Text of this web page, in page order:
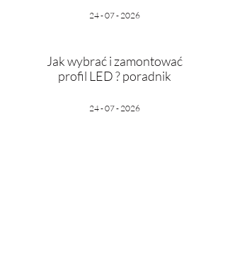
24 - 07 - 2026
Jak wybrać i zamontować
profil LED ? poradnik
24 - 07 - 2026